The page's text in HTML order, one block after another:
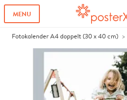
MENU
Fotokalender A4 doppelt (30 x 40 cm)